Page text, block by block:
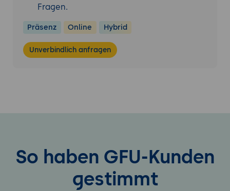
Fragen.
Präsenz Online Hybrid
Unverbindlich anfragen
So haben GFU-Kunden
gestimmt